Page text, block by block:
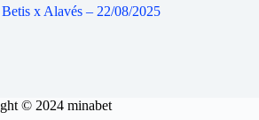
x Alavés – 22/08/2025
© 2024 minabet